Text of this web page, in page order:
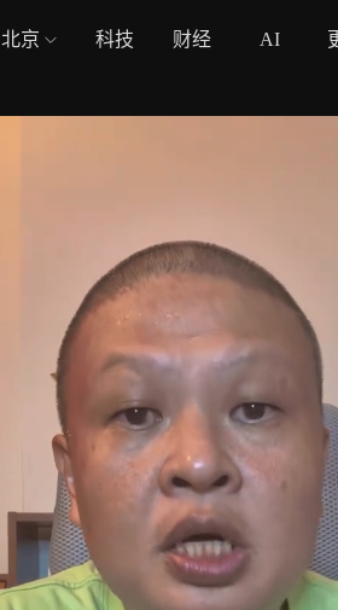
北京 科技 财经 AI